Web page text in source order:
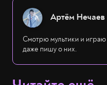
Артём Нечаев
Смотрю мультики и
даже пишу о них.